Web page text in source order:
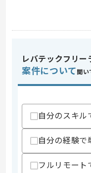
レバテックフリー
案件について 聞い
自分のスキル
自分の経験で
フルリモート